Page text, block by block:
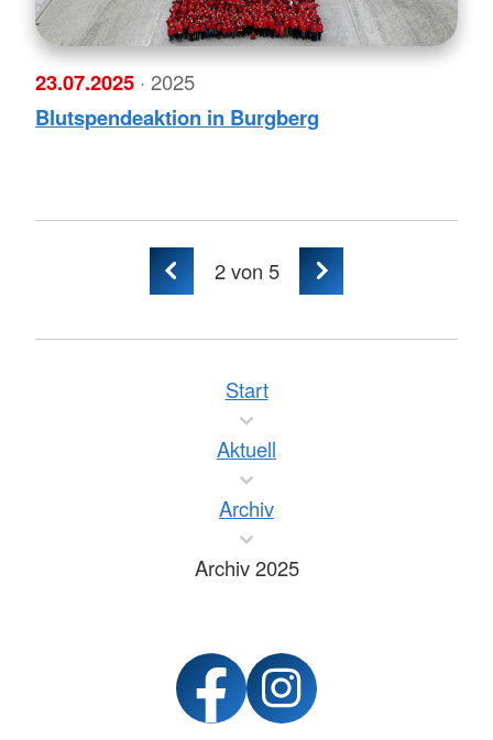
23.07.2025 · 2025
Blutspendeaktion in Burgberg
2von 5
Start
Aktuell
Archiv
Archiv 2025